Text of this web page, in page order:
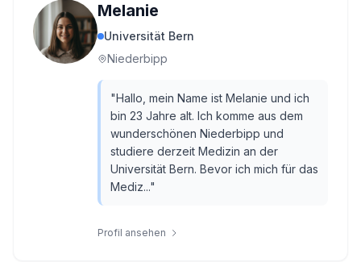
Melanie
Universität Bern
Niederbipp
"Hallo, mein Name ist Melanie und ich
bin 23 Jahre alt. Ich komme aus dem
wunderschönen Niederbipp und
studiere derzeit Medizin an der
Universität Bern. Bevor ich mich für das
Mediz..."
Profil ansehen